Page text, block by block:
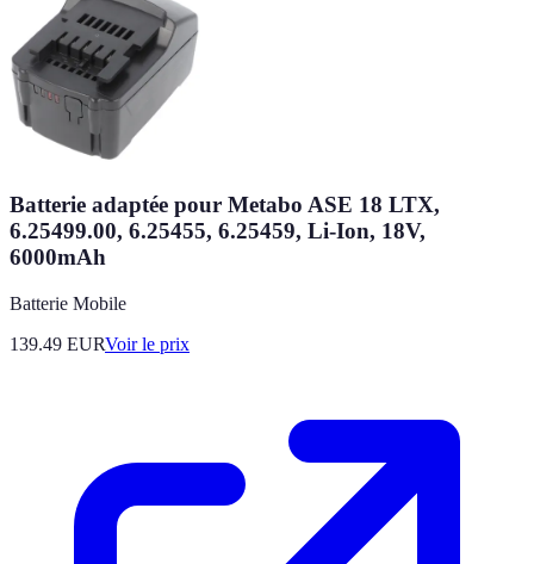
Batterie adaptée pour Metabo ASE 18 LTX,
6.25499.00, 6.25455, 6.25459, Li-Ion, 18V,
6000mAh
Batterie Mobile
139.49 EURVoir le prix